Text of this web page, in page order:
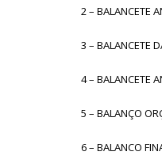
2 – BALANCETE
3 – BALANCETE
4 – BALANCETE
5 – BALANÇO
6 – BALANCO